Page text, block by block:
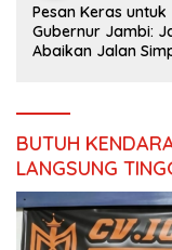
Pesan Keras untuk
Gubernur Jambi:
Abaikan Jalan
BUTUH
LANGSUNG